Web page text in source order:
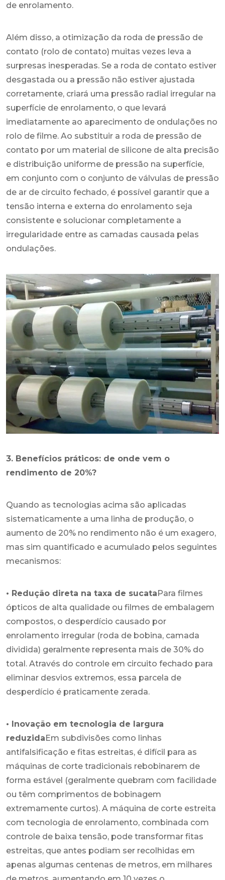
de enrolamento.
Além disso, a otimização da roda de pressão de
contato (rolo de contato) muitas vezes leva a
surpresas inesperadas. Se a roda de contato estiver
desgastada ou a pressão não estiver ajustada
corretamente, criará uma pressão radial irregular na
superfície de enrolamento, o que levará
imediatamente ao aparecimento de ondulações no
rolo de filme. Ao substituir a roda de pressão de
contato por um material de silicone de alta precisão
e distribuição uniforme de pressão na superfície,
em conjunto com o conjunto de válvulas de pressão
de ar de circuito fechado, é possível garantir que a
tensão interna e externa do enrolamento seja
consistente e solucionar completamente a
irregularidade entre as camadas causada pelas
ondulações.
3. Benefícios práticos: de onde vem o
rendimento de 20%?
Quando as tecnologias acima são aplicadas
sistematicamente a uma linha de produção, o
aumento de 20% no rendimento não é um exagero,
mas sim quantificado e acumulado pelos seguintes
mecanismos:
• Redução direta na taxa de sucataPara filmes
ópticos de alta qualidade ou filmes de embalagem
compostos, o desperdício causado por
enrolamento irregular (roda de bobina, camada
dividida) geralmente representa mais de 30% do
total. Através do controle em circuito fechado para
eliminar desvios extremos, essa parcela de
desperdício é praticamente zerada.
• Inovação em tecnologia de largura
reduzidaEm subdivisões como linhas
antifalsificação e fitas estreitas, é difícil para as
máquinas de corte tradicionais rebobinarem de
forma estável (geralmente quebram com facilidade
ou têm comprimentos de bobinagem
extremamente curtos). A máquina de corte estreita
com tecnologia de enrolamento, combinada com
controle de baixa tensão, pode transformar fitas
estreitas, que antes podiam ser recolhidas em
apenas algumas centenas de metros, em milhares